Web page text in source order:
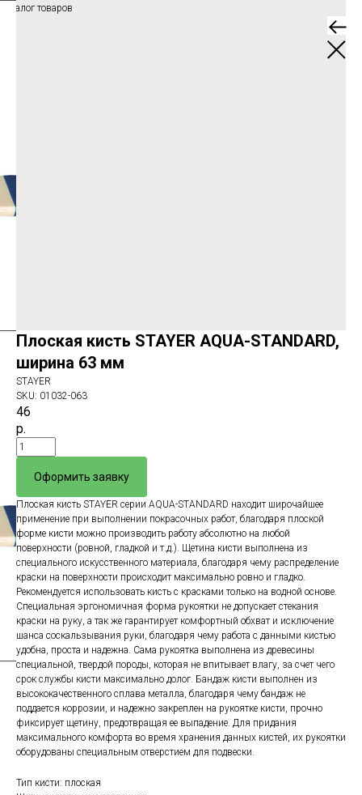
Каталог товаров
Плоская кисть STAYER AQUA-STANDARD,
ширина 63 мм
STAYER
SKU: 01032-063
46
р.
Оформить заявку
Плоская кисть STAYER серии AQUA-STANDARD находит широчайшее
применение при выполнении покрасочных работ, благодаря плоской
форме кисти можно производить работу абсолютно на любой
поверхности (ровной, гладкой и т.д.). Щетина кисти выполнена из
специального искусственного материала, благодаря чему распределение
краски на поверхности происходит максимально ровно и гладко.
Рекомендуется использовать кисть с красками только на водной основе.
Специальная эргономичная форма рукоятки не допускает стекания
краски на руку, а так же гарантирует комфортный обхват и исключение
шанса соскальзывания руки, благодаря чему работа с данными кистью
удобна, проста и надежна. Сама рукоятка выполнена из древесины
специальной, твердой породы, которая не впитывает влагу, за счет чего
срок службы кисти максимально долог. Бандаж кисти выполнен из
высококачественного сплава металла, благодаря чему бандаж не
поддается коррозии, и надежно закреплен на рукоятке кисти, прочно
фиксирует щетину, предотвращая ее выпадение. Для придания
максимального комфорта во время хранения данных кистей, их рукоятки
оборудованы специальным отверстием для подвески.
Тип кисти: плоская